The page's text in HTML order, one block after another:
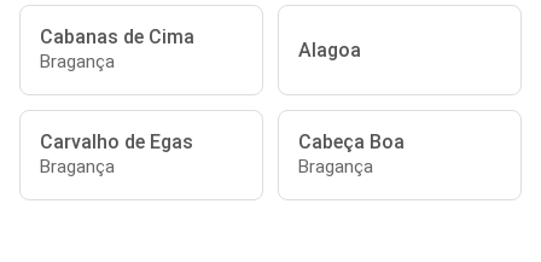
Cabanas de Cima
Bragança Alagoa
Carvalho de Egas
Bragança
Cabeça Boa
Bragança